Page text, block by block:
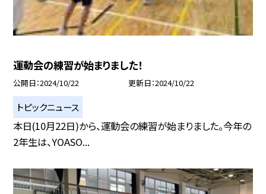
運動会の練習が始まりました！
公開日 2024/10/22 更新日 2024/10/22
トピックニュース
本日(10月22日)から、運動会の練習が始まりました。今年の
2年生は、YOASO...